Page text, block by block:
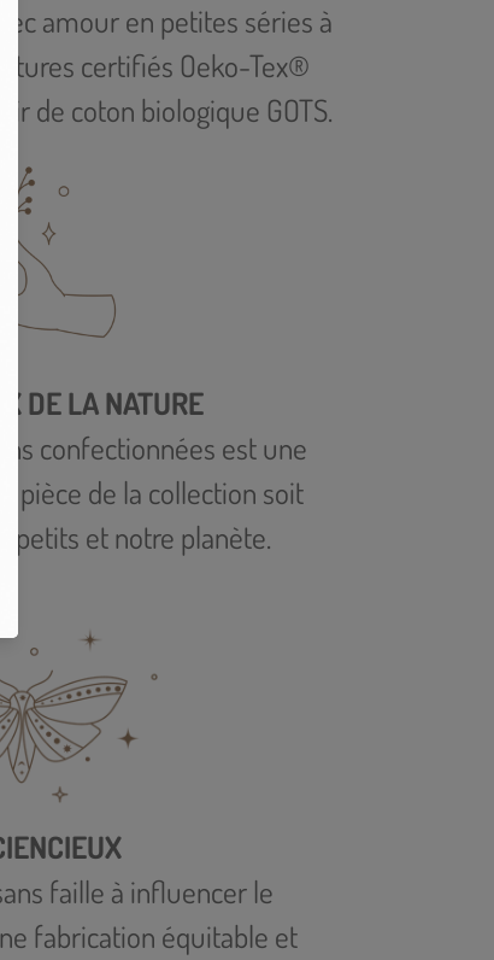
amour en petites séries à
certifiés Oeko-Tex®
de coton biologique GOTS.
DE LA NATURE
confectionnées est une
pièce de la collection soit
petits et notre planète.
faille à influencer le
fabrication équitable et